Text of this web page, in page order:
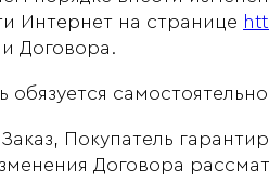
Интернет на странице
Договора.
обязуется
Покупатель
Договора